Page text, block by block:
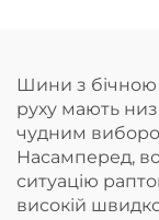
Шини з бічною
руху мають
чудним
Насамперед,
ситуацію
високій